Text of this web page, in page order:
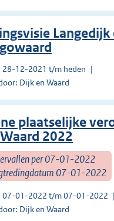
Langedijk
28-12-2021 t/m heden
Dijk en Waard
plaatselijke
2022
per 07-01-2022
07-01-2022
07-01-2022 t/m 07-01-2022
Dijk en Waard